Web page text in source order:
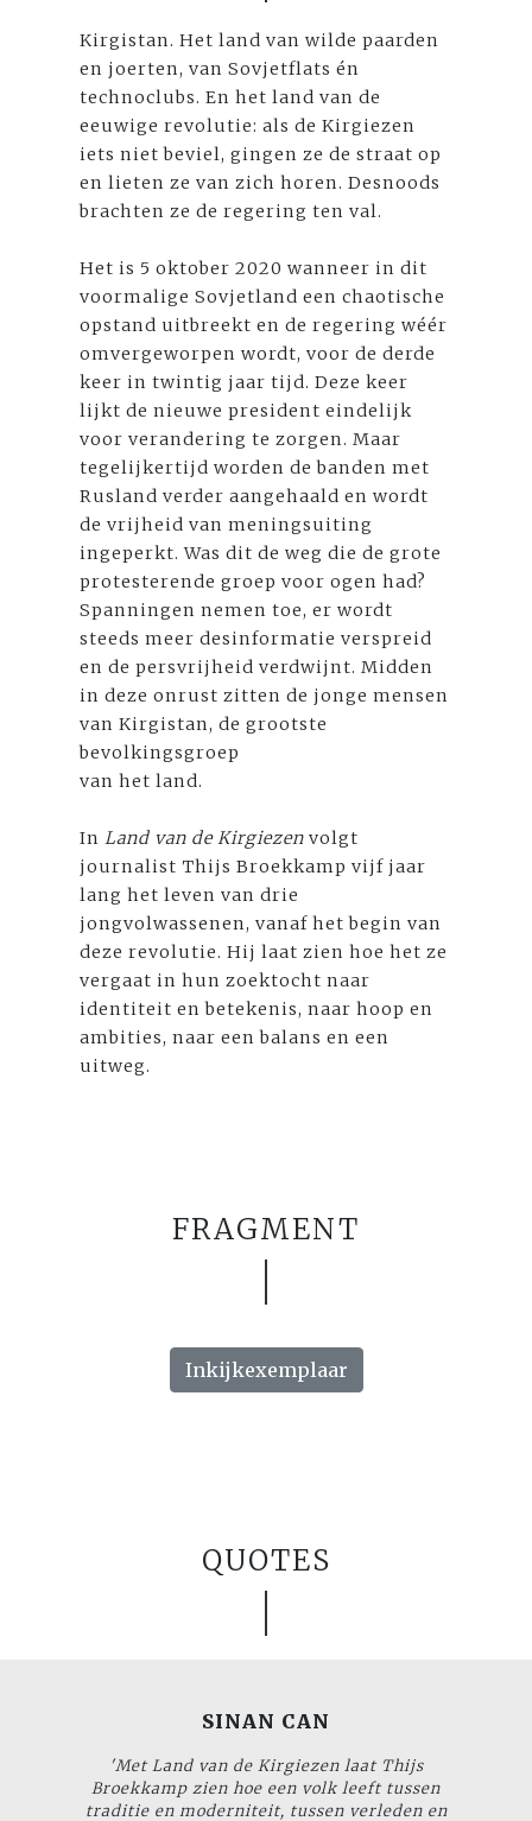
Kirgistan. Het land van wilde paarden
en joerten, van Sovjetflats én
technoclubs. En het land van de
eeuwige revolutie: als de Kirgiezen
iets niet beviel, gingen ze de straat op
en lieten ze van zich horen. Desnoods
brachten ze de regering ten val.
Het is 5 oktober 2020 wanneer in dit
voormalige Sovjetland een chaotische
opstand uitbreekt en de regering wéér
omvergeworpen wordt, voor de derde
keer in twintig jaar tijd. Deze keer
lijkt de nieuwe president eindelijk
voor verandering te zorgen. Maar
tegelijkertijd worden de banden met
Rusland verder aangehaald en wordt
de vrijheid van meningsuiting
ingeperkt. Was dit de weg die de grote
protesterende groep voor ogen had?
Spanningen nemen toe, er wordt
steeds meer desinformatie verspreid
en de persvrijheid verdwijnt. Midden
in deze onrust zitten de jonge mensen
van Kirgistan, de grootste
bevolkingsgroep
van het land.
InLand van de Kirgiezenvolgt
journalist Thijs Broekkamp vijf jaar
lang het leven van drie
jongvolwassenen, vanaf het begin van
deze revolutie. Hij laat zien hoe het ze
vergaat in hun zoektocht naar
identiteit en betekenis, naar hoop en
ambities, naar een balans en een
uitweg.
FRAGMENT
Inkijkexemplaar
QUOTES
SINAN CAN
'Met Land van de Kirgiezen laat Thijs
Broekkamp zien hoe een volk leeft tussen
traditie en moderniteit, tussen verleden en